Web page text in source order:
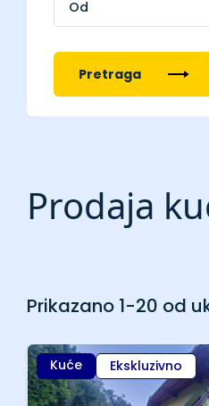
Pretraga
Prodaja
Prikazano 1-20 od
Kuće Ekskluzivno